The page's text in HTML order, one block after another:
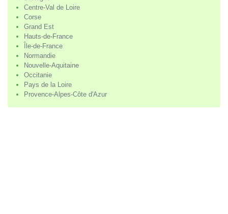
Centre-Val de Loire
Corse
Grand Est
Hauts-de-France
Île-de-France
Normandie
Nouvelle-Aquitaine
Occitanie
Pays de la Loire
Provence-Alpes-Côte d'Azur